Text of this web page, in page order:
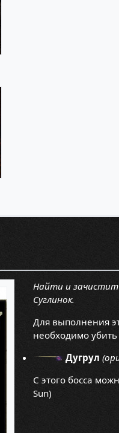
Найти и
Суглинок.
Для выполнения
необходимо
Дугрул
С этого босса
Sun)